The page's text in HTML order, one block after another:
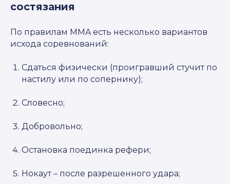
состязания
По правилам MMA есть несколько вариантов
исхода соревнований:
Сдаться физически (проигравший стучит по
настилу или по сопернику);
Словесно;
Добровольно;
Остановка поединка рефери;
Нокаут – после разрешенного удара;